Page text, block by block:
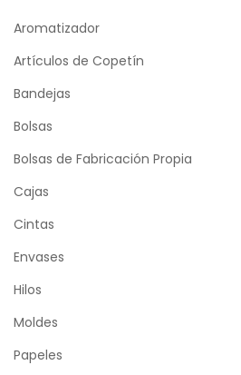
Aromatizador
Artículos de Copetín
Bandejas
Bolsas
Bolsas de Fabricación Propia
Cajas
Cintas
Envases
Hilos
Moldes
Papeles